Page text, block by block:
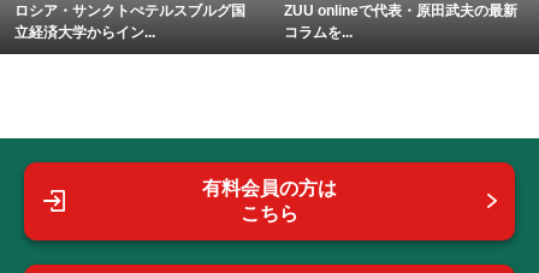
ロシア・サンクトぺテルスブルグ国
立経済大学からイン...
ZUU onlineで代表・原田武夫の最新
コラムを...
有料会員の方は
こちら